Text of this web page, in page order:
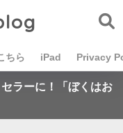
ちら iPad Privacy
ラーに！「ぼくはお